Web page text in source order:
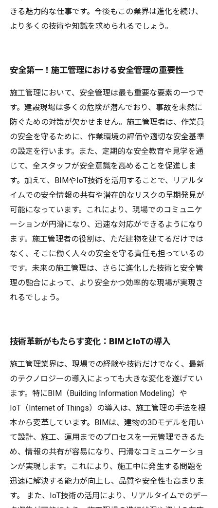
きる魅力的な仕事です。今後もこの業界は進化を続け、
より多くの技術や知識を求められるでしょう。
安全第一！施工管理における安全管理の重要性
施工管理において、安全管理は最も重要な要素の一つで
す。建設現場は多くの危険が潜んでおり、事故を未然に
防ぐための対策が欠かせません。施工管理者は、作業員
の安全を守るために、作業環境の評価や適切な安全基準
の設定を行います。また、定期的な安全教育や見学を通
じて、全スタッフが安全意識を高めることを促進しま
す。加えて、BIMやIoT技術を活用することで、リアルタ
イムでの安全情報の共有や潜在的なリスクの早期発見が
可能になっています。これにより、現場でのコミュニケ
ーションが円滑になり、迅速な対応ができるようになり
ます。施工管理者の役割は、ただ建物を建てるだけでは
なく、そこに働く人々の安全を守る責任も担っているの
です。未来の施工管理は、さらに進化した技術と安全管
理の融合によって、より安全かつ効率的な現場が実現さ
れるでしょう。
技術革新がもたらす変化：BIMとIoTの導入
施工管理業界は、現場での経験や技術だけでなく、最新
のテクノロジーの導入によっても大きな変化を遂げてい
ます。特にBIM（Building Information Modeling）や
IoT（Internet of Things）の導入は、施工管理の手法を根
本から変革しています。BIMは、建物の3Dモデルを用い
て設計、施工、運用までのプロセスを一元管理できるた
め、情報の共有が容易になり、円滑なコミュニケーショ
ンが実現します。これにより、施工中に発生する問題を
迅速に解決する能力が向上し、品質や安全性も高まりま
す。 また、IoT技術の活用により、リアルタイムでのデー